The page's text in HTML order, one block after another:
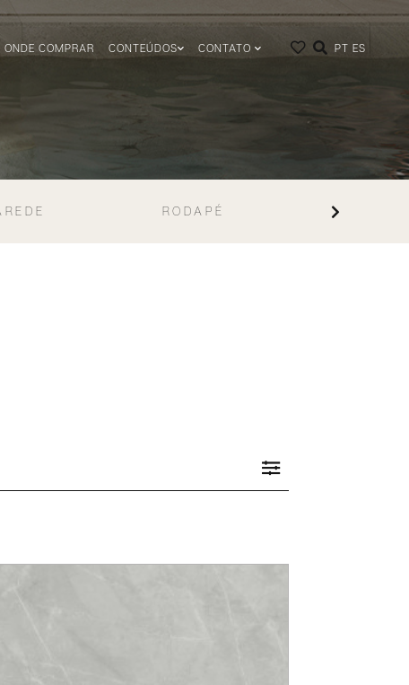
ONDE COMPRAR CONTEÚDOS CONTATO PT ES
RODAPÉ